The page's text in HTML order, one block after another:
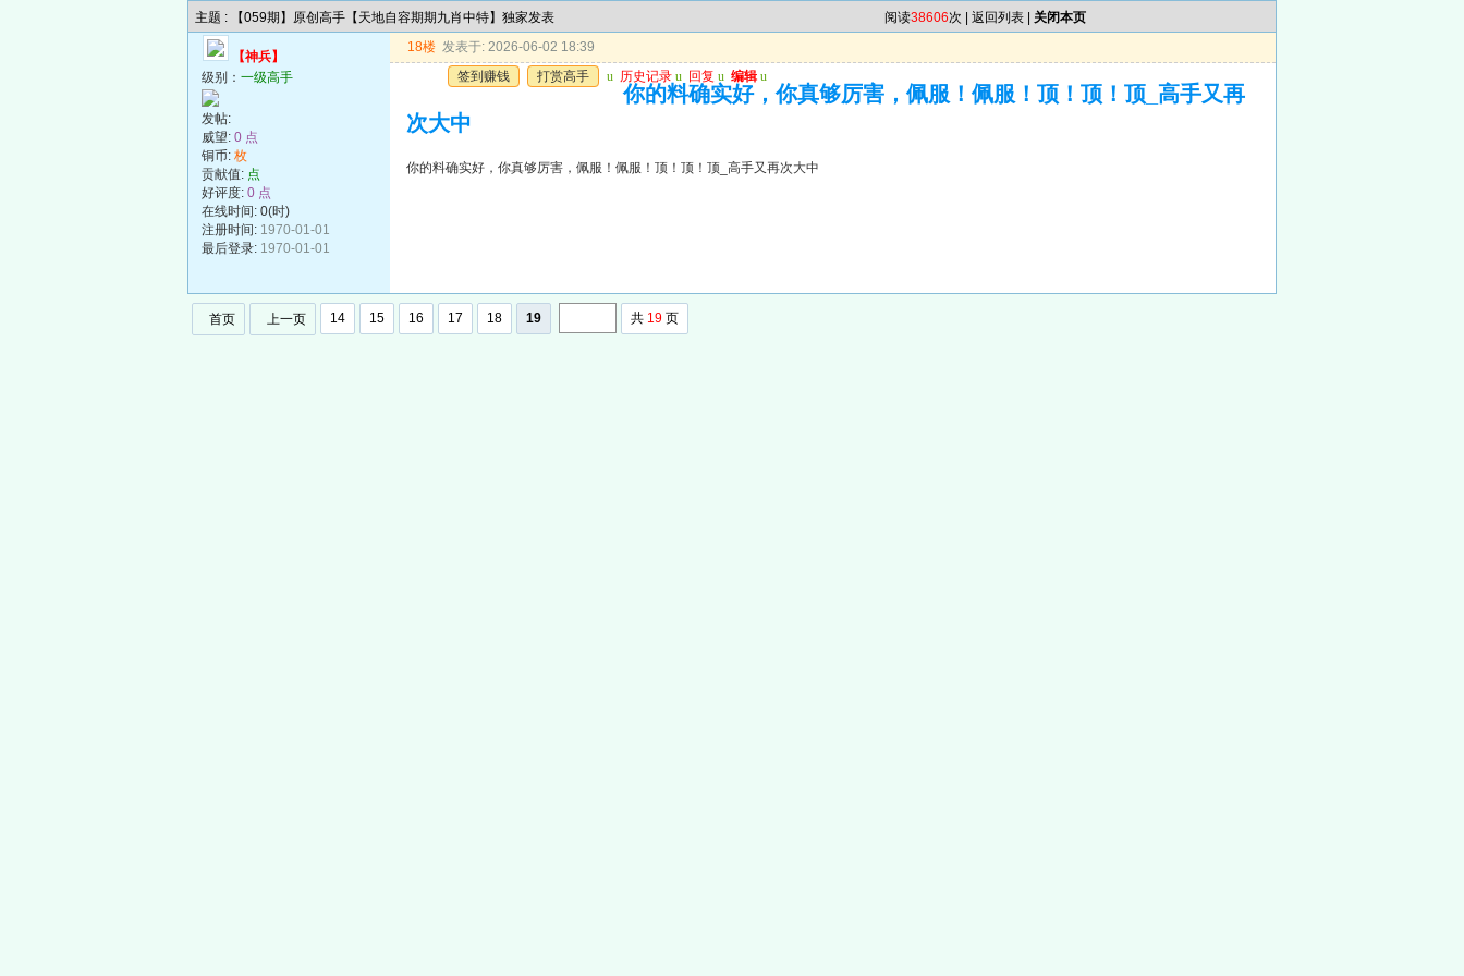
主题 : 【059期】原创高手【天地自容期期九肖中特】独家发表 阅读38606次 | 返回列表 关闭本页
【神兵】
级别： 一级高手
发帖:
威望: 0 点
铜币: 枚
贡献值: 点
好评度: 0 点
在线时间: 0(时)
注册时间: 1970-01-01
最后登录: 1970-01-01
18楼 发表于: 2026-06-02 18:39
签到赚钱
打赏高手 u 历史记录 u 回复 u 编辑 u
你的料确实好，你真够厉害，佩服！佩服！顶！顶！顶_高手又再
次大中
你的料确实好，你真够厉害，佩服！佩服！顶！顶！顶_高手又再次大中
首页 上一页 14 15 16 17 18 19 共 19 页